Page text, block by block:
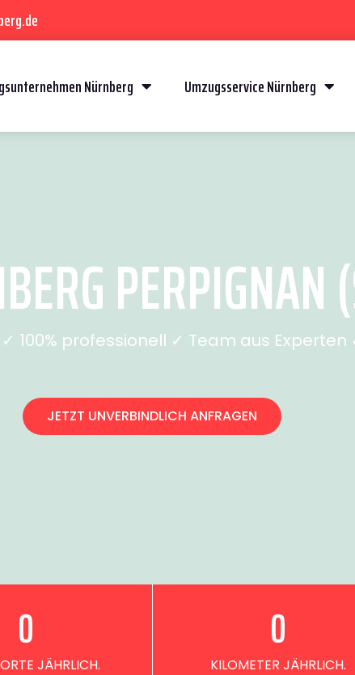
Nürnberg Umzugsservice Nürnberg
100% professionell ✓ Team aus
JETZT UNVERBINDLICH ANFRAGEN
JÄHRLICH.
0
KILOMETER JÄHRLICH.
0